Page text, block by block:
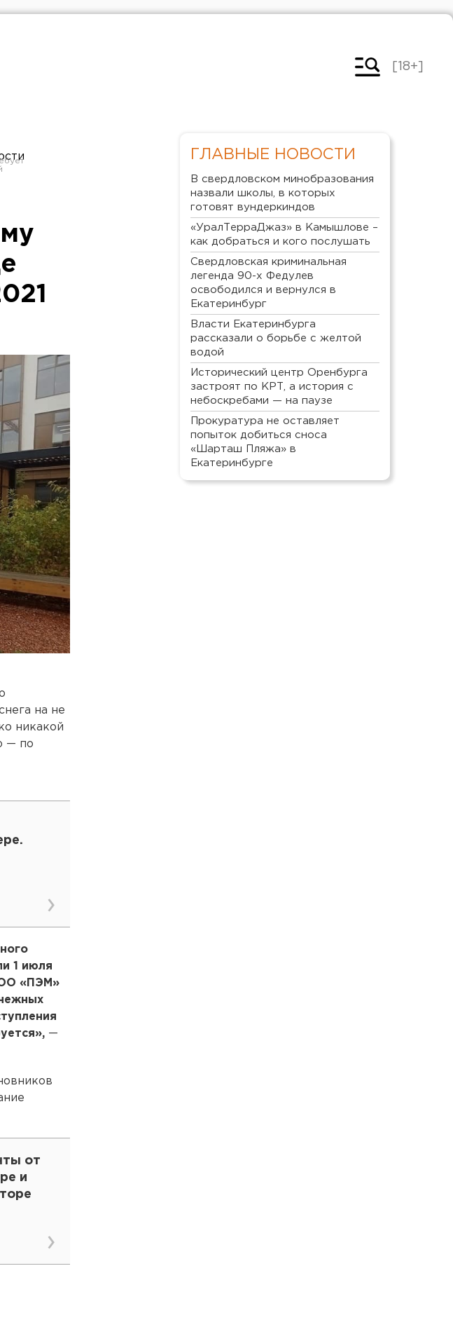
[18+]
на не
никакой
— по
1 июля
«ПЭМ»
—
от
и
ГЛАВНЫЕ НОВОСТИ
В свердловском минобразования
назвали школы, в которых
готовят вундеркиндов
«УралТерраДжаз» в Камышлове –
как добраться и кого послушать
Свердловская криминальная
легенда 90-х Федулев
освободился и вернулся в
Екатеринбург
Власти Екатеринбурга
рассказали о борьбе с желтой
водой
Исторический центр Оренбурга
застроят по КРТ, а история с
небоскребами — на паузе
Прокуратура не оставляет
попыток добиться сноса
«Шарташ Пляжа» в
Екатеринбурге